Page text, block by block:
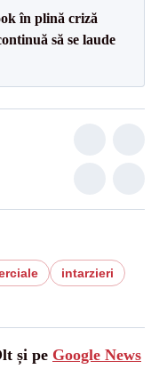
în plină criză
să se laude
intarzieri
și pe Google News